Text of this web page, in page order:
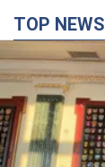
TOP NEWS